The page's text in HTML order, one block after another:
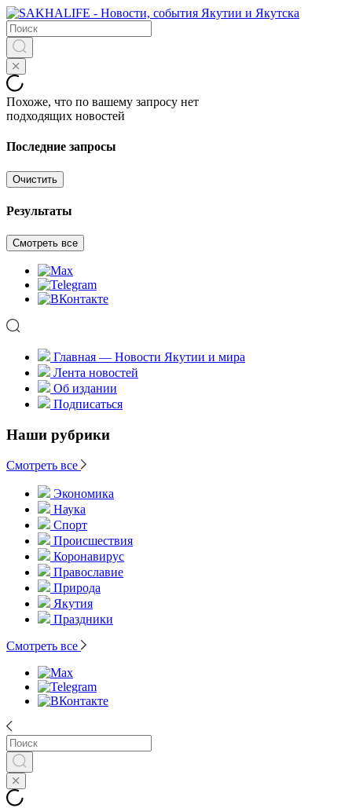
Похоже, что по вашему запросу нет
подходящих новостей
Последние запросы
Очистить
Результаты
Смотреть все
Главная — Новости Якутии и мира
Лента новостей
Об издании
Подписаться
Наши рубрики
Смотреть все
Экономика
Наука
Спорт
Происшествия
Коронавирус
Православие
Природа
Якутия
Праздники
Смотреть все